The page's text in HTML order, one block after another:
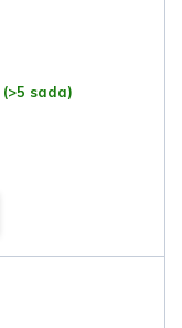
(>5 sada)